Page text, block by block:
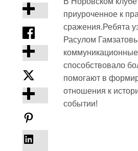
приуроченное к
сражения.Ребята
Расулом
способствовало
помогают в
отношения к
событии!